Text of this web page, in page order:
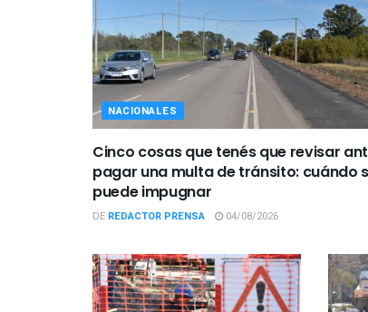
NACIONALES
Cinco cosas que tenés que revisar
pagar una multa de tránsito: cuándo
puede impugnar
DE REDACTOR PRENSA 04/08/2026